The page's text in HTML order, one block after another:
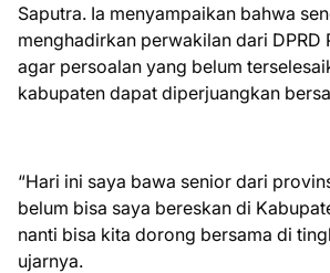
Saputra. Ia menyampaikan bahwa
menghadirkan perwakilan dari DPRD
agar persoalan yang belum
kabupaten dapat diperjuangkan
“Hari ini saya bawa senior dari
belum bisa saya bereskan di
nanti bisa kita dorong bersama di
ujarnya.